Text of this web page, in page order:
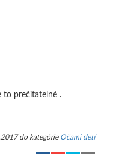
to prečitatelné .
do kategórie Očami detí